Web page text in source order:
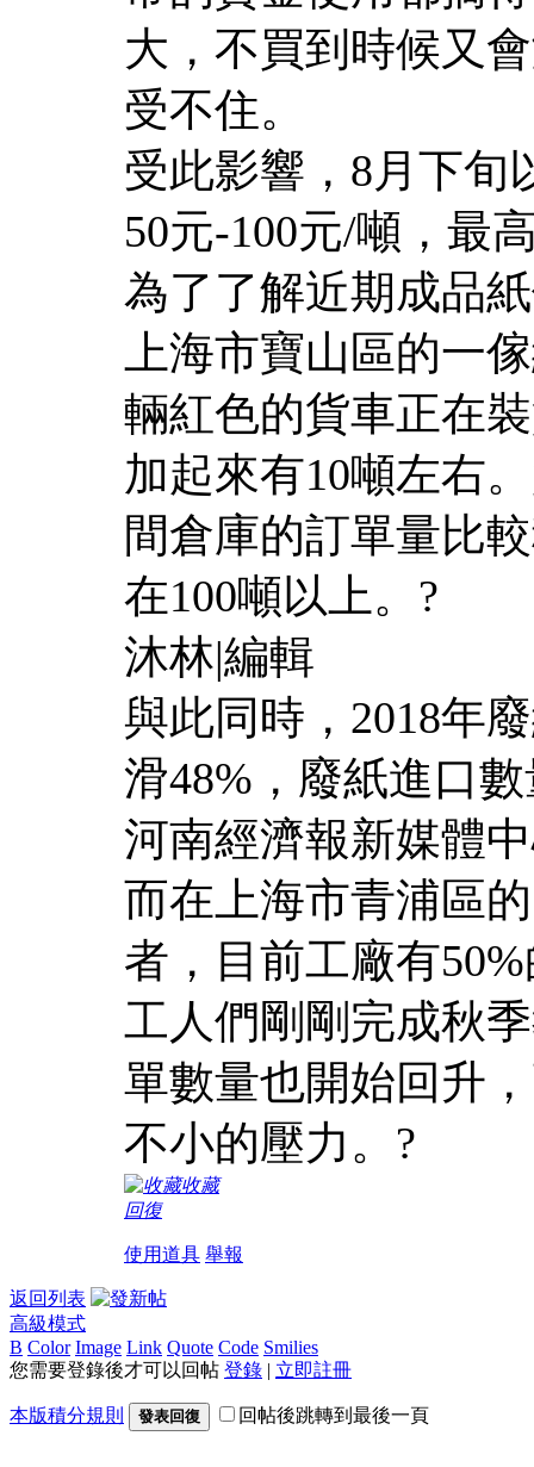
大，不買到時候又
受不住。
受此影響，8月下旬
50元-100元/噸，最
為了了解近期成品
上海市寶山區的一
輛紅色的貨車正在
加起來有10噸左右
間倉庫的訂單量比
在100噸以上。?
沐林|編輯
與此同時，2018年
滑48%，廢紙進口
河南經濟報新媒體
而在上海市青浦區
者，目前工廠有
工人們剛剛完成秋
單數量也開始回升
不小的壓力。?
收藏
回復
使用道具 舉報
返回列表
高級模式
B Color Image Link Quote Code Smilies
您需要登錄後才可以回帖 登錄 | 立即註冊
本版積分規則 發表回復 回帖後跳轉到最後一頁